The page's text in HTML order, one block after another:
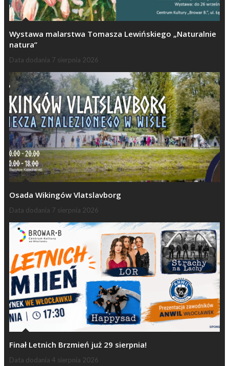
Wystawa malarstwa Tomasza Lewińskiego „Naturalnie
natura”
Data dodania 7 sierpnia 2026
Osada Wikingów Vlatslavborg
Data dodania 7 sierpnia 2026
Finał Letnich Brzmień już 29 sierpnia!
Data dodania 4 sierpnia 2026